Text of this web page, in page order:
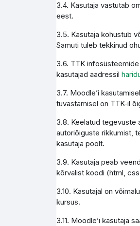
3.4. Kasutaja vastutab
eest.
3.5. Kasutaja kohustub
Samuti tuleb tekkinud
3.6. TTK
kasutajad aadressil
3.7. Moodle’i
tuvastamisel on TTK-il
3.8. Keelatud tegevuste
autoriõiguste rikkumist,
kasutaja poolt.
3.9. Kasutaja peab
kõrvalist koodi (html,
3.10. Kasutajal on
kursus.
3.11. Moodle’i kasutaja